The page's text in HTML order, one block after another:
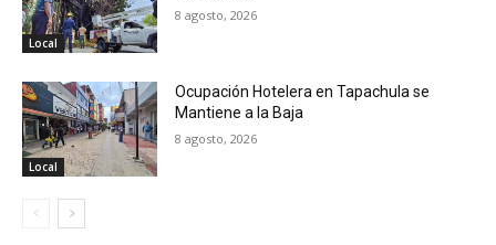
Local
8 agosto, 2026
Local
Ocupación Hotelera en Tapachula se
Mantiene a la Baja
8 agosto, 2026